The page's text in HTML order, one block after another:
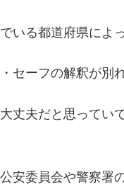
いる都道府県によ
セーフの解釈が別
丈夫だと思ってい
安委員会や警察署